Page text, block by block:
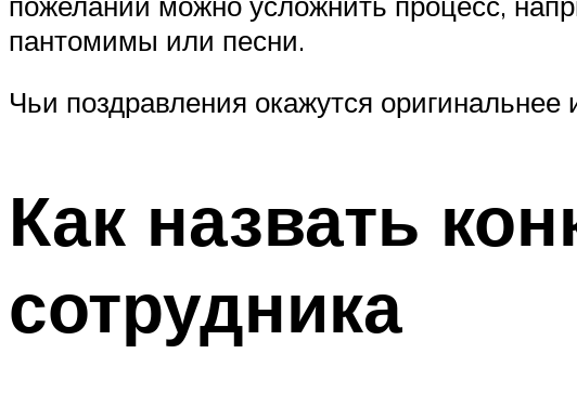
пантомимы или песни.
Чьи поздравления окажутся
Как назвать
сотрудника